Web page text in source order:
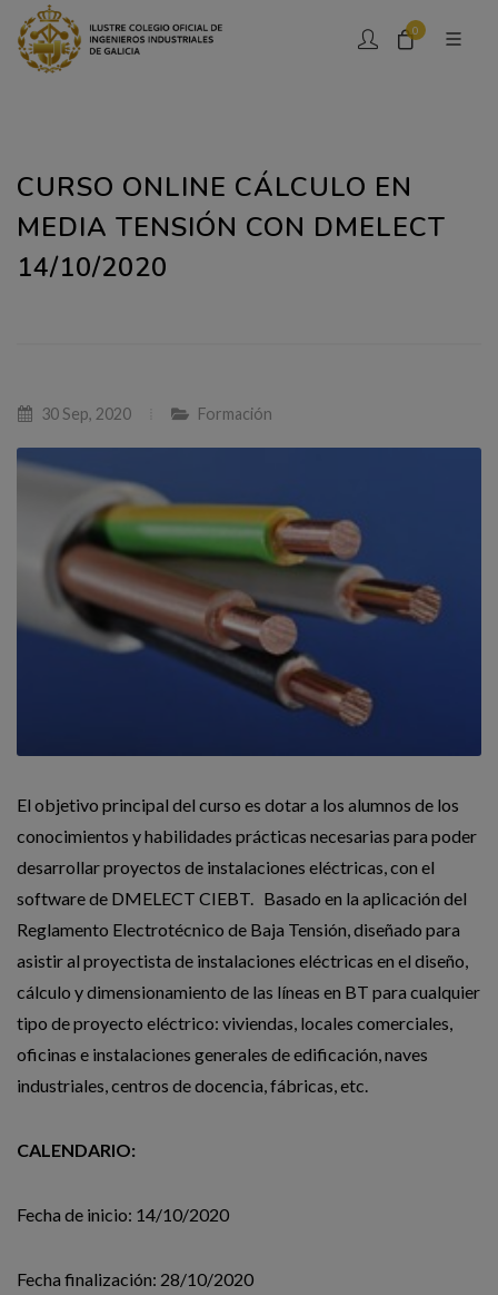
0
CURSO ONLINE CÁLCULO EN
MEDIA TENSIÓN CON DMELECT
14/10/2020
30 Sep, 2020 Formación
El objetivo principal del curso es dotar a los alumnos de los
conocimientos y habilidades prácticas necesarias para poder
desarrollar proyectos de instalaciones eléctricas, con el
software de DMELECT CIEBT. Basado en la aplicación del
Reglamento Electrotécnico de Baja Tensión, diseñado para
asistir al proyectista de instalaciones eléctricas en el diseño,
cálculo y dimensionamiento de las líneas en BT para cualquier
tipo de proyecto eléctrico: viviendas, locales comerciales,
oficinas e instalaciones generales de edificación, naves
industriales, centros de docencia, fábricas, etc.
CALENDARIO:
Fecha de inicio: 14/10/2020
Fecha finalización: 28/10/2020